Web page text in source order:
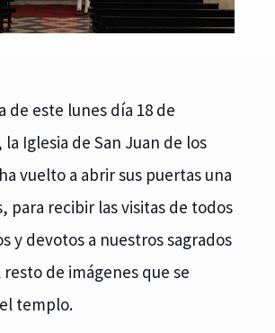
de este lunes día 18 de
Iglesia de San Juan de los
vuelto a abrir sus puertas una
para recibir las visitas de todos
y devotos a nuestros sagrados
de imágenes que se
templo.